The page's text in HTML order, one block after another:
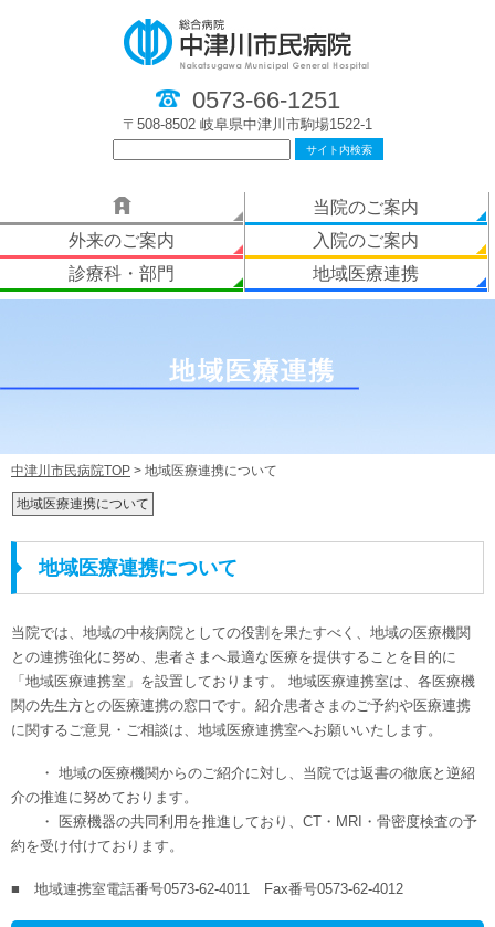
0573-66-1251
〒508-8502 岐阜県中津川市駒場1522-1
当院のご案内
外来のご案内
入院のご案内
診療科・部門
地域医療連携
中津川市民病院TOP > 地域医療連携について
地域医療連携について
地域医療連携について
当院では、地域の中核病院としての役割を果たすべく、地域の医療機関
との連携強化に努め、患者さまへ最適な医療を提供することを目的に
「地域医療連携室」を設置しております。 地域医療連携室は、各医療機
関の先生方との医療連携の窓口です。紹介患者さまのご予約や医療連携
に関するご意見・ご相談は、地域医療連携室へお願いいたします。
・ 地域の医療機関からのご紹介に対し、当院では返書の徹底と逆紹
介の推進に努めております。
・ 医療機器の共同利用を推進しており、CT・MRI・骨密度検査の予
約を受け付けております。
■ 地域連携室電話番号0573-62-4011 Fax番号0573-62-4012